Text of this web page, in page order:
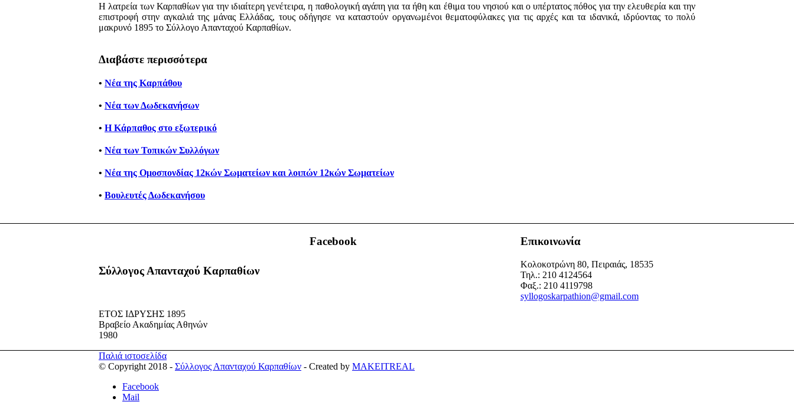
Η λατρεία των Καρπαθίων για την ιδιαίτερη γενέτειρα, η παθολογική αγάπη για τα ήθη και έθιμα του νησιού και ο υπέρτατος πόθος για την ελευθερία και την
επιστροφή στην αγκαλιά της μάνας Ελλάδας, τους οδήγησε να καταστούν οργανωμένοι θεματοφύλακες για τις αρχές και τα ιδανικά, ιδρύοντας το πολύ
μακρυνό 1895 το Σύλλογο Απανταχού Καρπαθίων.
Διαβάστε περισσότερα
• Νέα της Καρπάθου
• Νέα των Δωδεκανήσων
• Η Κάρπαθος στο εξωτερικό
• Νέα των Τοπικών Συλλόγων
• Νέα της Ομοσπονδίας 12κών Σωματείων και λοιπών 12κών Σωματείων
• Βουλευτές Δωδεκανήσου
Σύλλογος Απανταχού Καρπαθίων
ΕΤΟΣ ΙΔΡΥΣΗΣ 1895
Βραβείο Ακαδημίας Αθηνών
1980
Facebook Επικοινωνία
Κολοκοτρώνη 80, Πειραιάς, 18535
Τηλ.: 210 4124564
Φαξ.: 210 4119798
syllogoskarpathion@gmail.com
Παλιά ιστοσελίδα
© Copyright 2018 - Σύλλογος Απανταχού Καρπαθίων - Created by MAKEITREAL
Facebook
Mail